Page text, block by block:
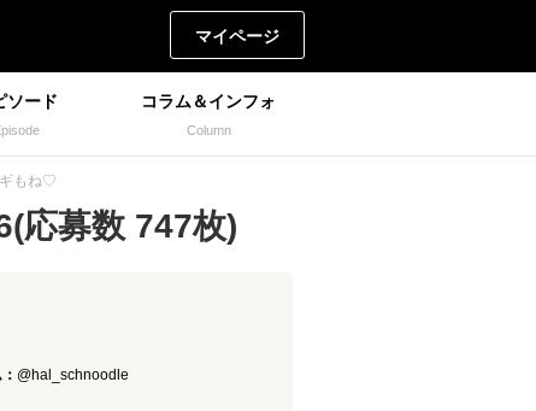
マイページ
ソード コラム＆インフォ
Column
もね♡
応募数 747枚)
@hal_schnoodle